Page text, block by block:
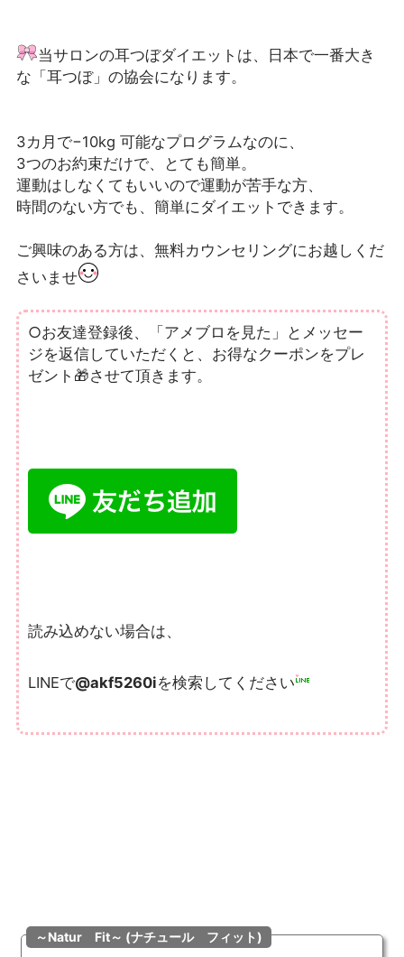
当サロンの耳つぼダイエットは、
日本で一番大き
な「耳つぼ」の協会になります。
3カ月で−10kg 可能なプログラムなのに、
3つのお約束だけで、とても簡単。
運動はしなくてもいいので運動が苦手な方、
時間のない方でも、簡単にダイエットできます。
ご興味のある方は、無料カウンセリングにお越しくだ
さいませ
○お友達登録後、「アメブロを見た」とメッセー
ジを返信していただくと、お得なクーポンをプレ
ゼント🎁させて頂きます。
読み込めない場合は、
LINEで@akf5260iを検索してくださ い
～Natur Fit～ (ナチュール フィット)